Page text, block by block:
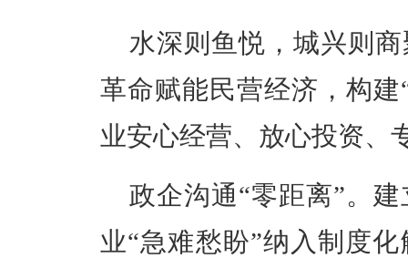
水深则鱼悦，城兴则
革命赋能民营经济，构
业安心经营、放心投资、
政企沟通“零距离”。
业“急难愁盼”纳入制度